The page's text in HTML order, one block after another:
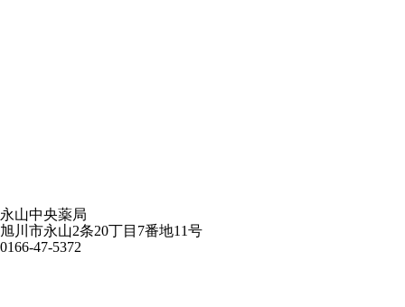
永山中央薬局
旭川市永山2条20丁目7番地11号
0166-47-5372